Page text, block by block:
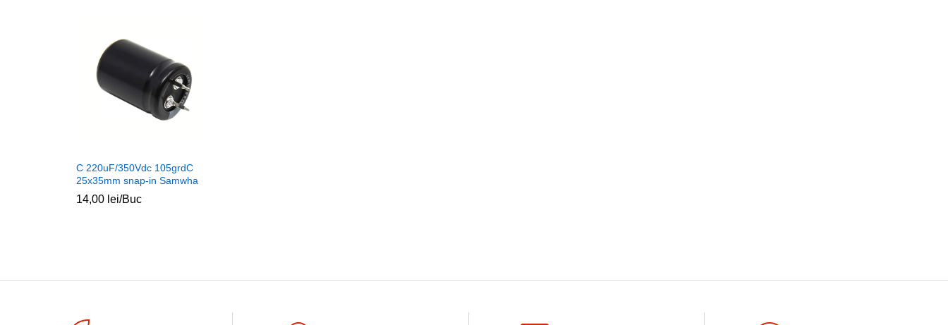
C 220uF/350Vdc 105grdC
25x35mm snap-in Samwha
14,00 lei/Buc